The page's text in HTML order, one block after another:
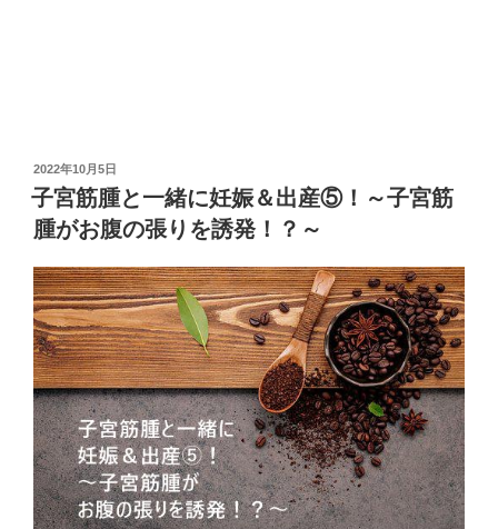
投
稿
日:
2022年10月5日
子宮筋腫と一緒に妊娠＆出産⑤！～子宮筋
腫がお腹の張りを誘発！？～